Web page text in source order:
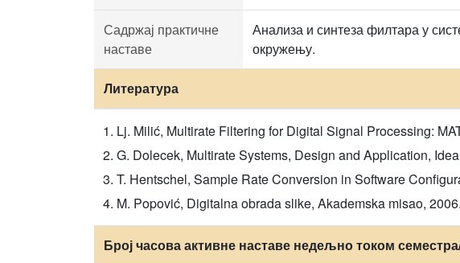
Садржај практичне
наставе
Анализа и синтеза филтара у
окружењу.
Литература
Lj. Milić, Multirate Filtering for Digital Signal Processing:
G. Dolecek, Multirate Systems, Design and Application,
T. Hentschel, Sample Rate Conversion in Software
M. Popović, Digitalna obrada slike, Akademska misao, 2006.
Број часова активне наставе недељно током